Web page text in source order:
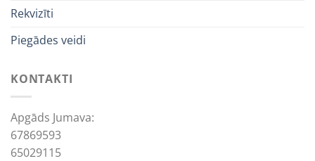
Rekvizīti
Piegādes veidi
KONTAKTI
Apgāds Jumava:
67869593
65029115